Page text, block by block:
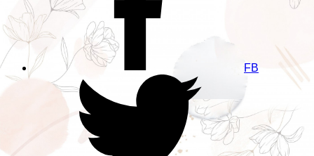
FB